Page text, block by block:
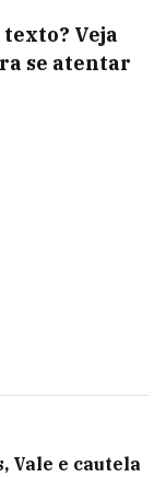
Veja
se atentar
Vale e cautela